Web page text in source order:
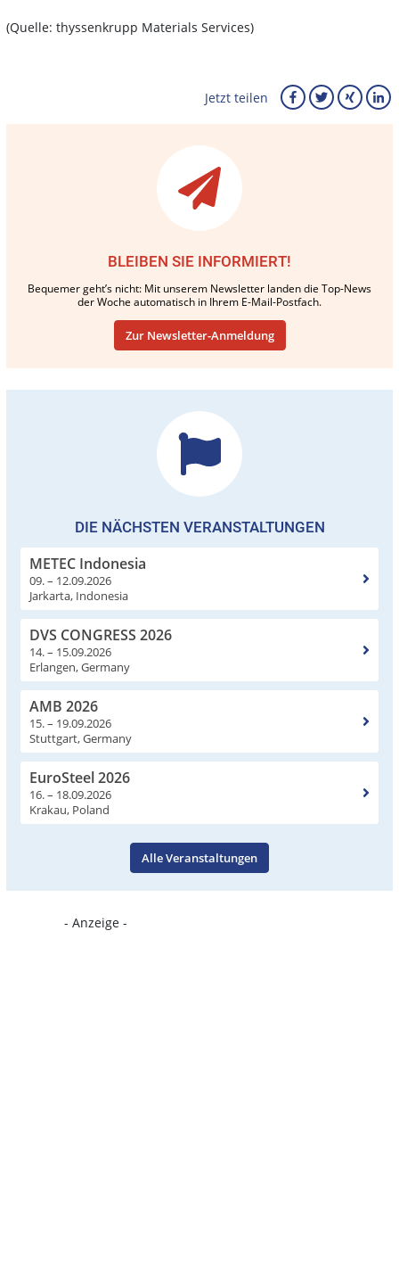
(Quelle: thyssenkrupp Materials Services)
Jetzt teilen
BLEIBEN SIE INFORMIERT!
Bequemer geht’s nicht: Mit unserem Newsletter landen die Top-News
der Woche automatisch in Ihrem E-Mail-Postfach.
Zur Newsletter-Anmeldung
DIE NÄCHSTEN VERANSTALTUNGEN
METEC Indonesia
09. – 12.09.2026
Jarkarta, Indonesia
DVS CONGRESS 2026
14. – 15.09.2026
Erlangen, Germany
AMB 2026
15. – 19.09.2026
Stuttgart, Germany
EuroSteel 2026
16. – 18.09.2026
Krakau, Poland
Alle Veranstaltungen
- Anzeige -